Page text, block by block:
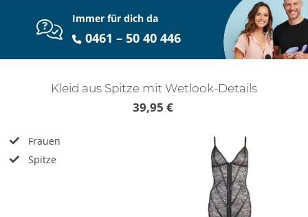
Immer für dich da
0461 – 50 40 446
Kleid aus Spitze mit Wetlook-Details
39,95 €
Frauen
Spitze